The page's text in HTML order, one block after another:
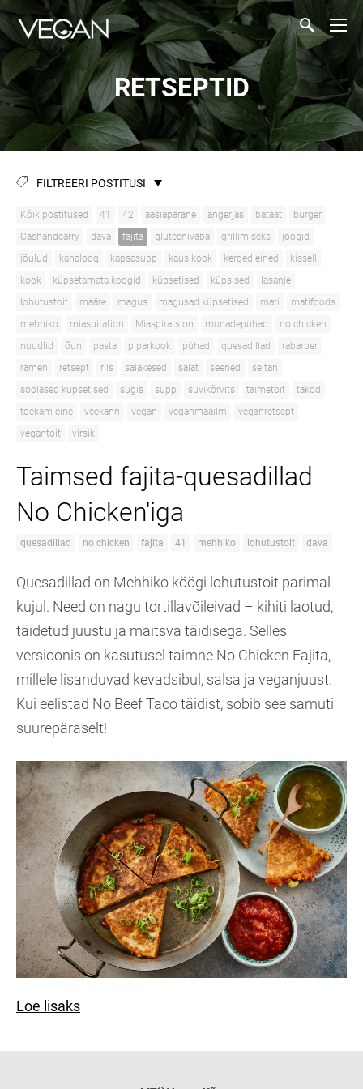
RETSEPTID
FILTREERI POSTITUSI
Kõik postitused 41 42 aasiapärane angerjas bataat
burger
Cashandcarry
dava fajita gluteenivaba grillimiseks
joogid
jõulud
kanaloog kapsasupp kausikook kerged eined
kissell
kook
küpsetamata koogid küpsetised küpsised
lasanje
lohutustoit
määre magus magusad küpsetised mati
matifoods
mehhiko
miaspiration Miaspiratsion munadepühad
no chicken
nuudlid
õun pasta piparkook pühad quesadillad
rabarber
ramen
retsept riis saiakesed salat seened
seitan
soolased küpsetised
sügis supp suvikõrvits taimetoit
takod
toekam eine
veekann vegan veganmaailm
veganretsept
vegantoit
virsik
Taimsed fajita-quesadillad
No Chicken'iga
quesadillad no chicken fajita 41 mehhiko lohutustoit dava
Quesadillad on Mehhiko köögi lohutustoit parimal
kujul. Need on nagu tortillavõileivad – kihiti laotud,
täidetud juustu ja maitsva täidisega. Selles
versioonis on kasutusel taimne No Chicken Fajita,
millele lisanduvad kevadsibul, salsa ja veganjuust.
Kui eelistad No Beef Taco täidist, sobib see samuti
suurepäraselt!
Loe lisaks